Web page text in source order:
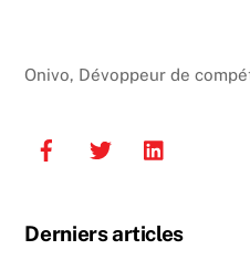
Onivo, Dévoppeur de
Derniers articles